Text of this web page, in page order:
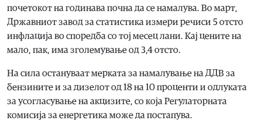
почетокот на годинава почна да се намалува. Во март,
Државниот завод за статистика измери речиси 5 отсто
инфлација во споредба со тој месец лани. Кај цените на
мало, пак, има зголемување од 3,4 отсто.
На сила остануваат мерката за намалување на ДДВ за
бензините и за дизелот од 18 на 10 проценти и одлуката
за усогласување на акцизите, со која Регулаторната
комисија за енергетика може да постапува.